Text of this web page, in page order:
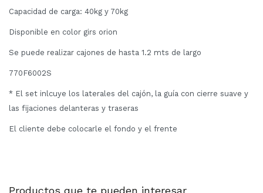
Capacidad de carga: 40kg y 70kg
Disponible en color girs orion
Se puede realizar cajones de hasta 1.2 mts de largo
770F6002S
* El set inlcuye los laterales del cajón, la guía con cierre suave y
las fijaciones delanteras y traseras
El cliente debe colocarle el fondo y el frente
Productos que te pueden interesar